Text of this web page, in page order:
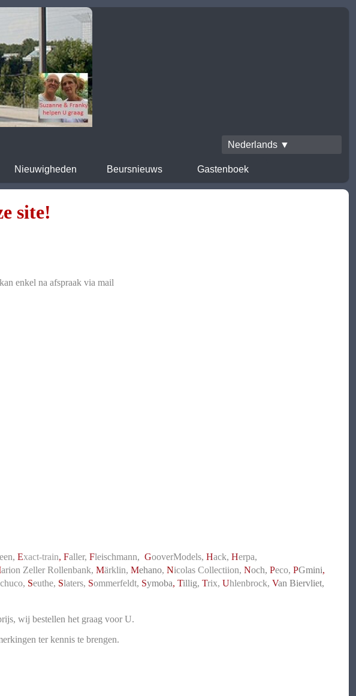
Nederlands ▼
Nieuwigheden Beursnieuws Gastenboek
site!
enkel na afspraak via mail
Exact-train, Faller, Fleischmann, GooverModels, Hack, Herpa,
arion Zeller Rollenbank, Märklin, Mehano, Nicolas Collectiion, Noch, Peco, PGmini,
chuco, Seuthe, Slaters, Sommerfeldt, Symoba, Tillig, Trix, Uhlenbrock, Van Biervliet,
wij bestellen het graag voor U.
ter kennis te brengen.